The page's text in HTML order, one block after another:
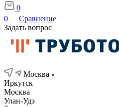
0
0
Сравнение
Задать вопрос
Москва
Иркутск
Москва
Улан-Удэ